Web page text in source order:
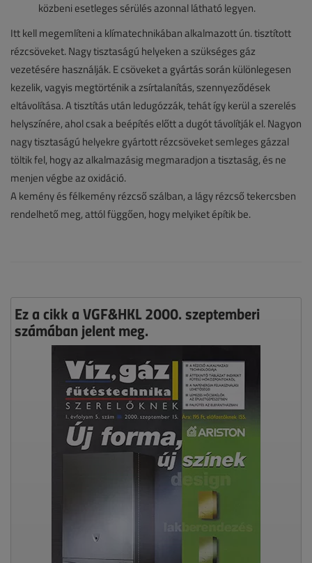
közbeni esetleges sérülés azonnal látható legyen.
Itt kell megemlíteni a klímatechnikában alkalmazott ún. tisztított
rézcsöveket. Nagy tisztaságú helyeken a szükséges gáz
vezetésére használják. E csöveket a gyártás során különlegesen
kezelik, vagyis megtörténik a zsírtalanítás, szennyeződések
eltávolítása. A tisztítás után ledugózzák, tehát így kerül a szerelés
helyszínére, ahol csak a beépítés előtt a dugót távolítják el. Nagyon
nagy tisztaságú helyekre gyártott rézcsöveket semleges gázzal
töltik fel, hogy az alkalmazásig megmaradjon a tisztaság, és ne
menjen végbe az oxidáció.
A kemény és félkemény rézcső szálban, a lágy rézcső tekercsben
rendelhető meg, attól függően, hogy melyiket építik be.
Ez a cikk a VGF&HKL 2000. szeptemberi
számában jelent meg.